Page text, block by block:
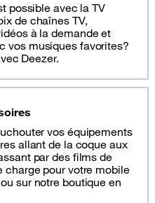
possible avec la TV
de chaînes TV,
à la demande et
vos musiques favorites?
Deezer.
vos équipements
allant de la coque aux
par des films de
charge pour votre mobile
sur notre boutique en